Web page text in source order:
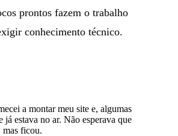
prontos fazem o trabalho
conhecimento técnico.
a montar meu site e, algumas
já estava no ar. Não esperava que
mas ficou.